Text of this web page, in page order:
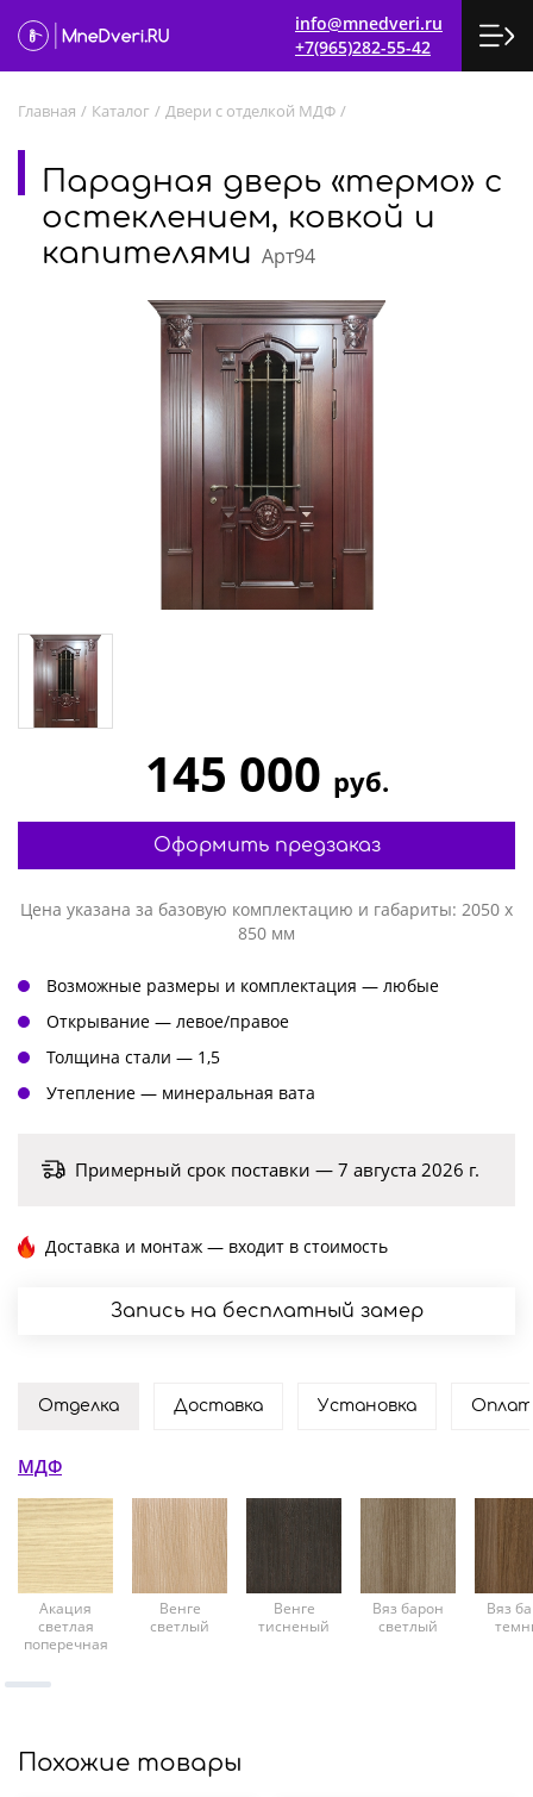
info@mnedveri.ru
+7(965)282-55-42
Главная / Каталог / Двери с отделкой МДФ /
Парадная дверь «термо» с
остеклением, ковкой и
капителями Арт94
145 000 руб.
Оформить предзаказ
Цена указана за базовую комплектацию и габариты: 2050 х
850 мм
Возможные размеры и комплектация — любые
Открывание — левое/правое
Толщина стали — 1,5
Утепление — минеральная вата
Примерный срок поставки — 7 августа 2026 г.
Доставка и монтаж — входит в стоимость
Запись на бесплатный замер
Отделка Доставка Установка
МДФ
Акация
светлая
поперечная
Венге
светлый
Венге
тисненый
Вяз барон
светлый
Вяз
Похожие товары